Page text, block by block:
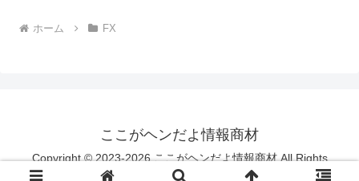
ホーム FX
ここがヘンだよ情報商材
Copyright © 2023-2026 ここがヘンだよ情報商材 All Rights
Reserved.